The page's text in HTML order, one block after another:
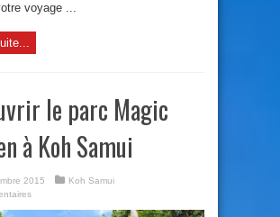
voyage ...
le parc Magic
à Koh Samui
2015
Koh Samui